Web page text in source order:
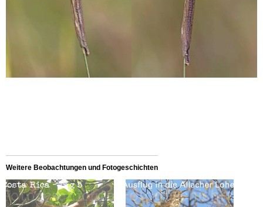
Weitere Beobachtungen und Fotogeschichten